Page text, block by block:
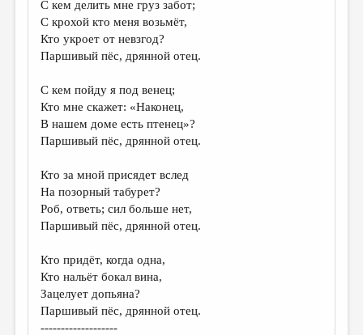
ОТДЕЛЫ И РУБРИКИ
ИЗБРАННОЕ
ПРОИЗВЕДЕНИЯ
ПЕРЕВОДЫ
ДЕТСКАЯ КОМНАТА
КНИЖНАЯ ПОЛКА
СТРАНИЦЫ ПАМЯТИ
ОБЪЯВЛЕНИЯ
С кем делить мне груз забот;
С крохой кто меня возьмёт,
Кто укроет от невзгод?
Паршивый пёс, дрянной отец.
С кем пойду я под венец;
Кто мне скажет: «Наконец,
В нашем доме есть птенец»?
Паршивый пёс, дрянной отец.
Кто за мной присядет вслед
На позорный табурет?
Роб, ответь; сил больше нет,
Паршивый пёс, дрянной отец.
Кто придёт, когда одна,
Кто нальёт бокал вина,
Зацелует допьяна?
Паршивый пёс, дрянной отец.
-------------------